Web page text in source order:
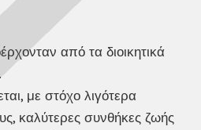
από τα διοικητικά
με στόχο λιγότερα
καλύτερες συνθήκες ζωής